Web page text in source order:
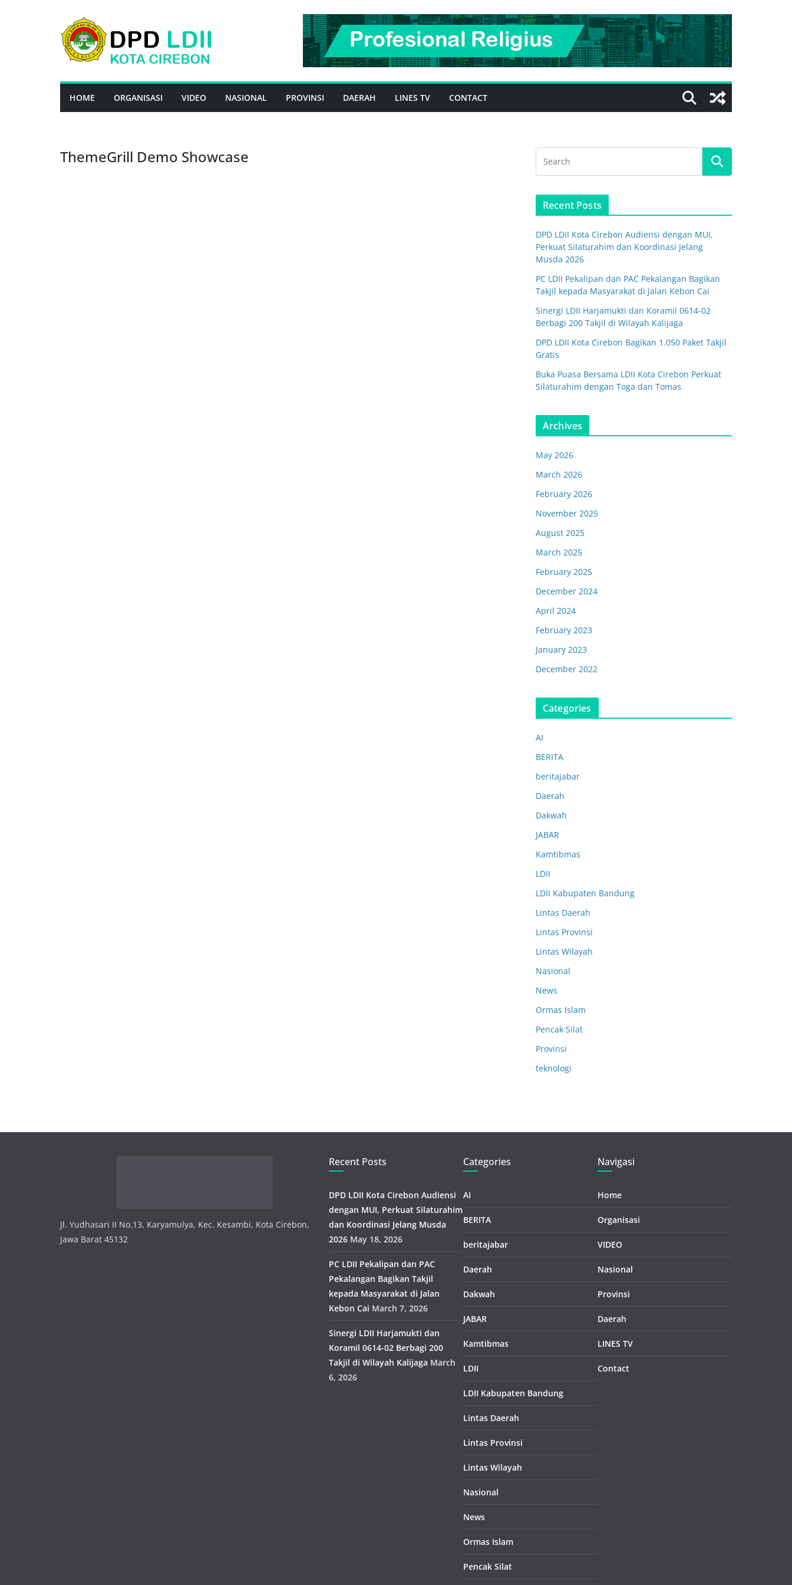
HOME ORGANISASI VIDEO NASIONAL PROVINSI DAERAH LINES TV CONTACT
ThemeGrill Demo Showcase
Recent Posts
DPD LDII Kota Cirebon Audiensi dengan MUI,
Perkuat Silaturahim dan Koordinasi Jelang
Musda 2026
PC LDII Pekalipan dan PAC Pekalangan Bagikan
Takjil kepada Masyarakat di Jalan Kebon Cai
Sinergi LDII Harjamukti dan Koramil 0614-02
Berbagi 200 Takjil di Wilayah Kalijaga
DPD LDII Kota Cirebon Bagikan 1.050 Paket Takjil
Gratis
Buka Puasa Bersama LDII Kota Cirebon Perkuat
Silaturahim dengan Toga dan Tomas
Archives
May 2026
March 2026
February 2026
November 2025
August 2025
March 2025
February 2025
December 2024
April 2024
February 2023
January 2023
December 2022
Categories
AI
BERITA
beritajabar
Daerah
Dakwah
JABAR
Kamtibmas
LDII
LDII Kabupaten Bandung
Lintas Daerah
Lintas Provinsi
Lintas Wilayah
Nasional
News
Ormas Islam
Pencak Silat
Provinsi
teknologi
Jl. Yudhasari II No.13, Karyamulya, Kec. Kesambi, Kota Cirebon,
Jawa Barat 45132
Recent Posts
DPD LDII Kota Cirebon Audiensi
dengan MUI, Perkuat Silaturahim
dan Koordinasi Jelang Musda
2026 May 18, 2026
PC LDII Pekalipan dan PAC
Pekalangan Bagikan Takjil
kepada Masyarakat di Jalan
Kebon Cai March 7, 2026
Sinergi LDII Harjamukti dan
Koramil 0614-02 Berbagi 200
Takjil di Wilayah Kalijaga March
6, 2026
Categories
AI
BERITA
beritajabar
Daerah
Dakwah
JABAR
Kamtibmas
LDII
LDII Kabupaten Bandung
Lintas Daerah
Lintas Provinsi
Lintas Wilayah
Nasional
News
Ormas Islam
Pencak Silat
Navigasi
Home
Organisasi
VIDEO
Nasional
Provinsi
Daerah
LINES TV
Contact